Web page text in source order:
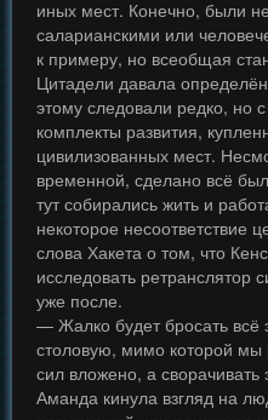
иных мест. Конечно, были
саларианскими или
к примеру, но всеобщая
Цитадели давала
этому следовали редко, но
комплекты развития,
цивилизованных мест.
временной, сделано всё
тут собирались жить и
некоторое несоответствие
слова Хакета о том, что
исследовать ретранслятор
уже после.
— Жалко будет бросать
столовую, мимо которой
сил вложено, а сворачивать
Аманда кинула взгляд на